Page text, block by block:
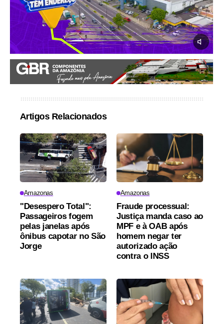
Artigos Relacionados
Amazonas
"Desespero Total":
Passageiros fogem
pelas janelas após
ônibus capotar no São
Jorge
Amazonas
Fraude processual:
Justiça manda caso ao
MPF e à OAB após
homem negar ter
autorizado ação
contra o INSS